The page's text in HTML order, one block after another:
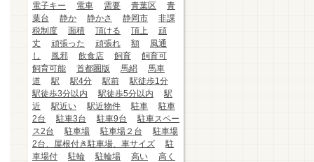
電子キー
電車 需要 青葉区
青
葉台
静か 静かさ 静岡市
非課
税制度
面積 頂ける 頂上
頑
丈
頑張った 頑張れ 額
風通
し
風邪 飲食店 飼育
飼育可
飼育可能
首都圏版 馬絹
馬車
道
駅 駅4分 駅前
駅徒歩1分
駅徒歩3分以内
駅徒歩5分以内
駅
近
駅近い 駅近物件 駐車
駐車
2台
駐車3台 駐車9台
駐車スペー
ス2台
駐車場 駐車場２台
駐車場
2台、屋根付き駐車場、車サイズ
駐
車場付
駐輪 駐輪場 高い
高く